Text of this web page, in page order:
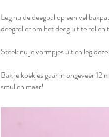
Leg nu de deegbal op een vel
deegroller om het deeg uit te
Steek nu je vormpjes uit en leg
Bak je koekjes gaar in ongeveer
smullen maar! ⁣